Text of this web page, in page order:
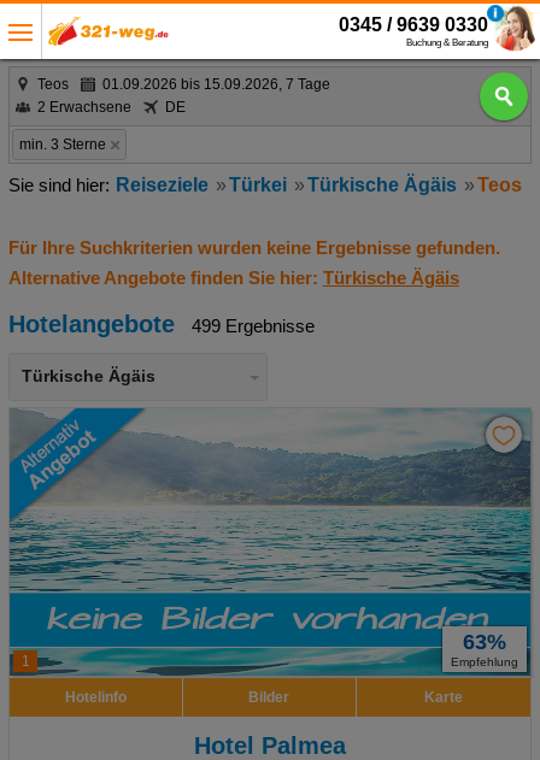
0345 / 9639 0330
Buchung & Beratung
Teos
01.09.2026 bis 15.09.2026, 7 Tage
2 Erwachsene
DE
min. 3 Sterne
Reiseziele Türkei Türkische Ägäis Teos
Für Ihre Suchkriterien wurden keine Ergebnisse gefunden.
Alternative Angebote finden Sie hier: Türkische Ägäis
Hotelangebote 499 Ergebnisse
Türkische Ägäis
1
63%
Empfehlung
Hotelinfo Bilder Karte
Hotel Palmea